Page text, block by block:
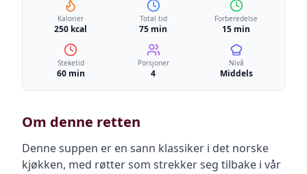
Kalorier
250 kcal
Total tid
75 min
Forberedelse
15 min
Steketid
60 min
Porsjoner
4
Nivå
Middels
Om denne retten
Denne suppen er en sann klassiker i det norske
kjøkken, med røtter som strekker seg tilbake i vår